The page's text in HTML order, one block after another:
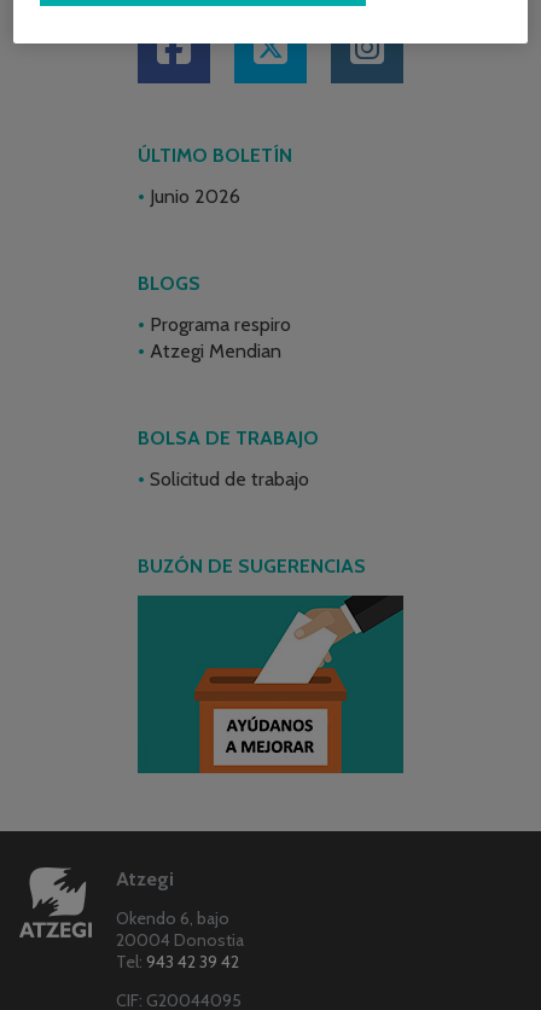
ÚLTIMO BOLETÍN
Junio 2026
BLOGS
Programa respiro
Atzegi Mendian
BOLSA DE TRABAJO
Solicitud de trabajo
BUZÓN DE SUGERENCIAS
Atzegi
Okendo 6, bajo
20004 Donostia
Tel: 943 42 39 42
CIF: G20044095